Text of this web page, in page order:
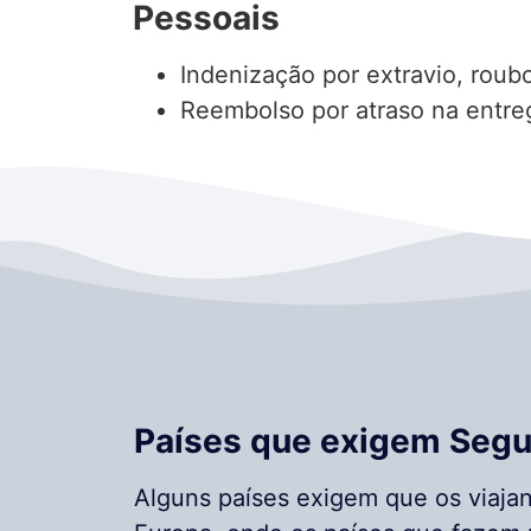
Pessoais
Indenização por extravio,
Reembolso por atraso na
Países que exigem
Alguns países exigem que os